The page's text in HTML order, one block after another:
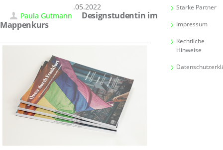
30.05.2022
Paula Gutmann
Designstudentin im
Mappenkurs
Starke Partner
Impressum
Rechtliche
Hinweise